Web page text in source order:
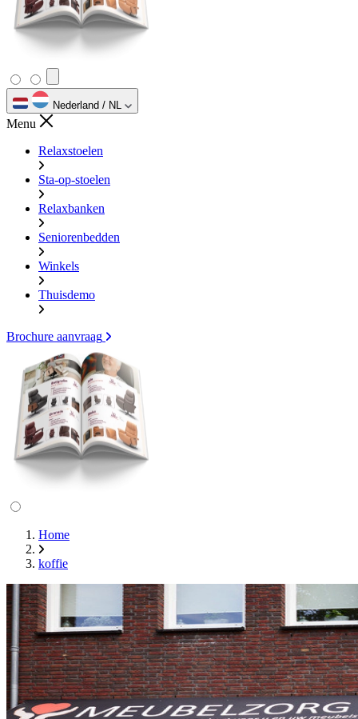
Nederland / NL
Menu
Relaxstoelen
Sta-op-stoelen
Relaxbanken
Seniorenbedden
Winkels
Thuisdemo
Brochure aanvraag
Home
koffie